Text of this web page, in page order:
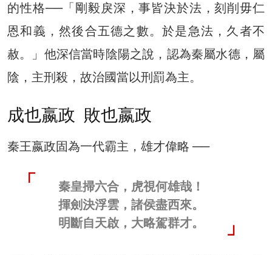
的性格──「剛毅戾深，事皆決於法，刻削毋仁
恩和義，然後合五德之數。於是急法，久者不
赦。」他深信當時陰陽之說，認為秦屬水德，屬
陰，主刑殺，故治國當以刑罰為主。
成也嬴政 敗也嬴政
秦王嬴政固為一代霸主，雄才偉略 ──
秦皇掃六合，虎視何雄哉！
揮劍決浮雲，諸侯盡西來。
明斷自天啟，大略駕群才。